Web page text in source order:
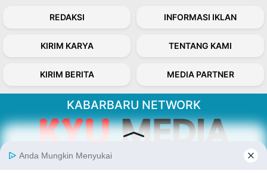
REDAKSI INFORMASI IKLAN
KIRIM KARYA TENTANG KAMI
KIRIM BERITA MEDIA PARTNER
KABARBARU NETWORK